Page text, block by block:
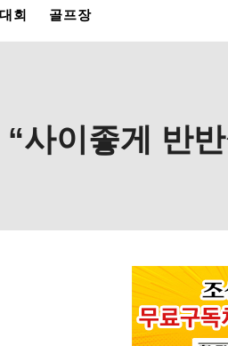
회 골프장
사이좋게 반